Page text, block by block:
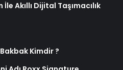
Akıllı Dijital Taşımacılık
Kimdir ?